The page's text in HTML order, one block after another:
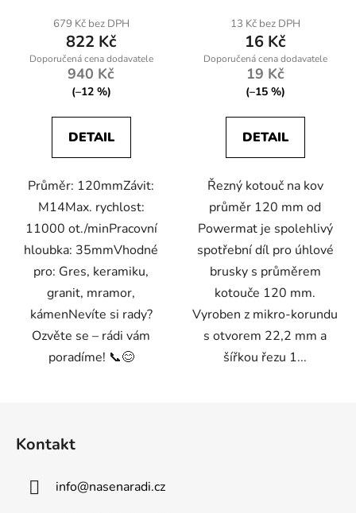
679 Kč bez DPH
822 Kč
940 Kč
(–12 %)
DETAIL
Průměr: 120mmZávit:
M14Max. rychlost:
11000 ot./minPracovní
hloubka: 35mmVhodné
pro: Gres, keramiku,
granit, mramor,
kámenNevíte si rady?
Ozvěte se – rádi vám
poradíme! 📞😊
13 Kč bez DPH
16 Kč
19 Kč
(–15 %)
DETAIL
Řezný kotouč na kov
průměr 120 mm od
Powermat je spolehlivý
spotřební díl pro úhlové
brusky s průměrem
kotouče 120 mm.
Vyroben z mikro-korundu
s otvorem 22,2 mm a
šířkou řezu 1...
Kontakt
info@nasenaradi.cz